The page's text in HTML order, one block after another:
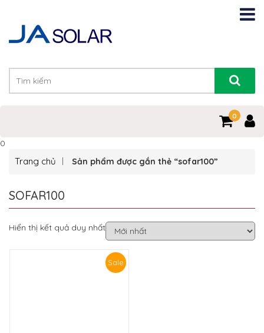
0
0
Trang chủ Sản phẩm được gắn thẻ “sofar100”
SOFAR100
Hiển thị kết quả duy nhất
Sale